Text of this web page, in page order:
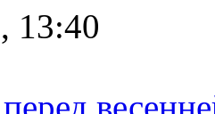
13:40